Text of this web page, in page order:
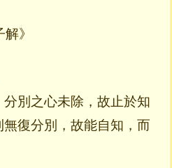
》
別之心未除，故止於知
復分別，故能自知，而